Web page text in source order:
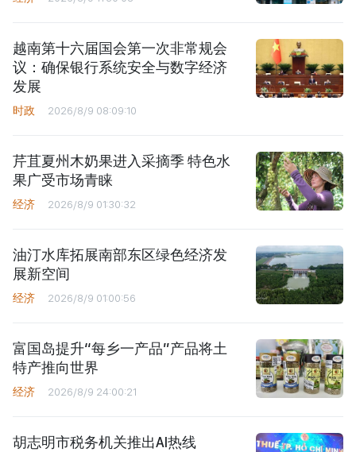
越南第十六届国会第一次非常规会
议：确保银行系统安全与数字经济
发展
时政 2026/8/9 08:09:10
芹苴夏州木奶果进入采摘季 特色水
果广受市场青睐
经济 2026/8/9 01:30:32
油汀水库拓展南部东区绿色经济发
展新空间
经济 2026/8/9 01:00:56
富国岛提升“每乡一产品”产品将土
特产推向世界
经济 2026/8/9 24:00:21
胡志明市税务机关推出AI热线